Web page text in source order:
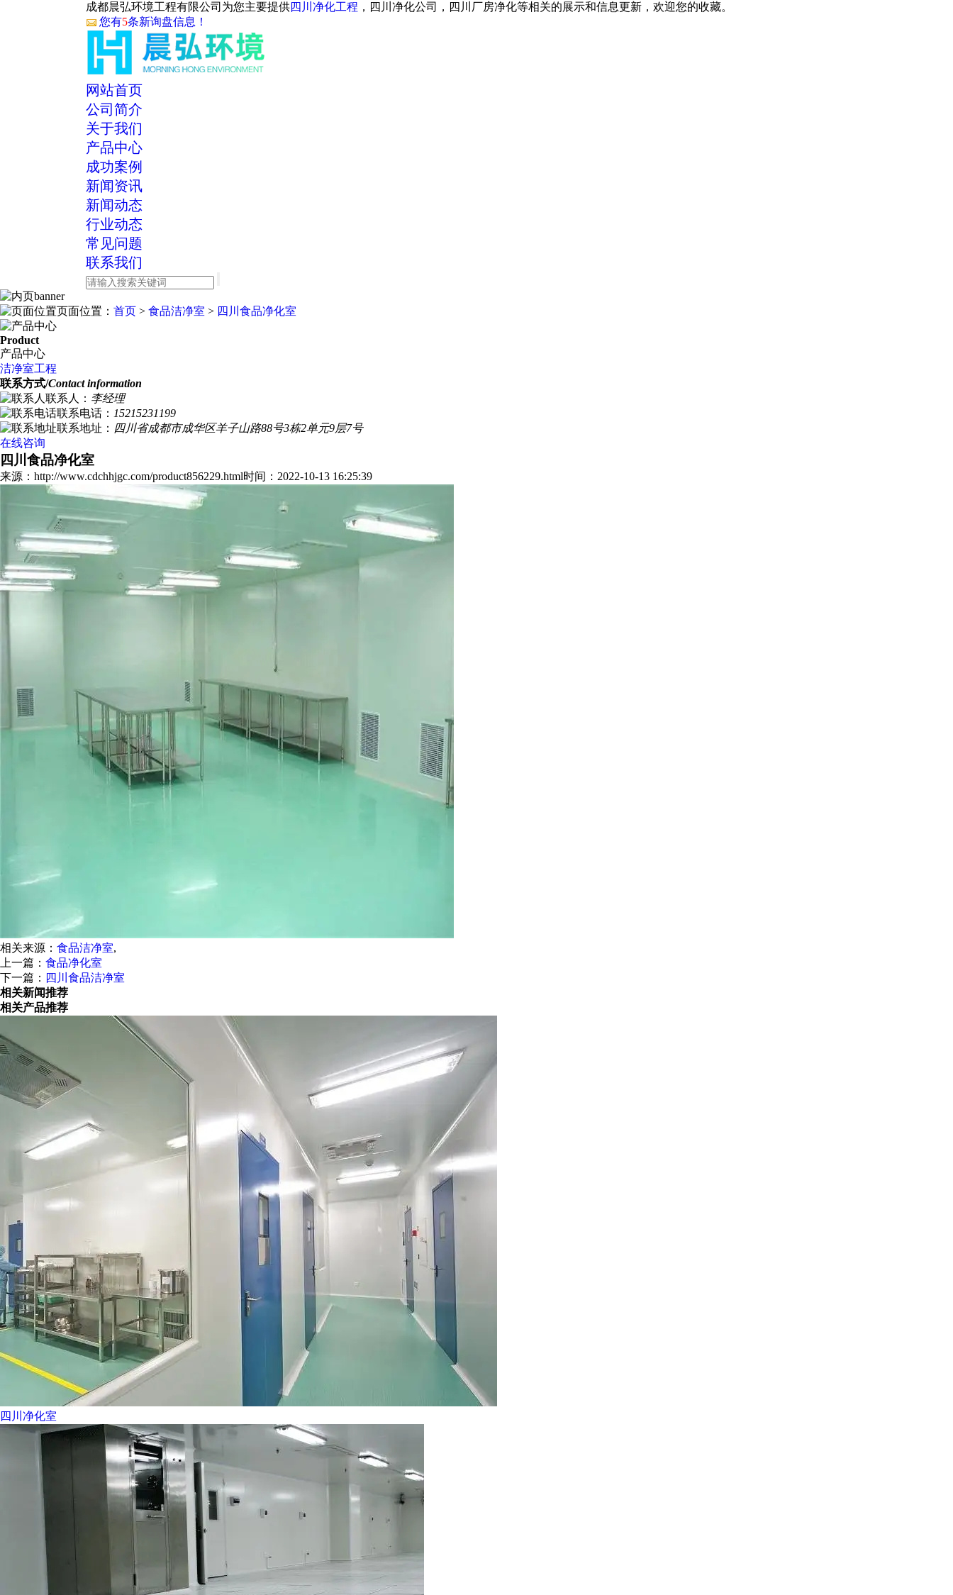
成都晨弘环境工程有限公司为您主要提供四川净化工程 ，四川净化公司，四川厂房净化等相关的展示和信息更新，欢迎您的收藏。
您有5条新询盘信息！
网站首页
公司简介
关于我们
产品中心
成功案例
新闻资讯
新闻动态
行业动态
常见问题
联系我们
页面位置： 首页 > 食品洁净室 > 四川食品净化室
Product
产品中心
洁净室工程
联系方式/Contact information
联系人： 李经理
联系电话： 15215231199
联系地址： 四川省成都市成华区羊子山路88号3栋2单元9层7号
在线咨询
四川食品净化室
来源：http://www.cdchhjgc.com/product856229.html时间：2022-10-13 16:25:39
相关来源： 食品洁净室,
上一篇： 食品净化室
下一篇： 四川食品洁净室
相关新闻推荐
相关产品推荐
四川净化室